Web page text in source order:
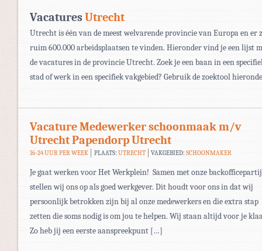
VacaturesUtrecht
Utrecht is één van de meest welvarende provincie van Europa en er
ruim 600.000 arbeidsplaatsen te vinden. Hieronder vind je een lijst
de vacatures in de provincie Utrecht. Zoek je een baan in een
stad of werk in een specifiek vakgebied? Gebruik de zoektool
Vacature Medewerker schoonmaak m/v
Utrecht Papendorp Utrecht
16-24 UUR PER WEEK PLAATS: UTRECHT VAKGEBIED:SCHOONMAKER
Je gaat werken voor Het Werkplein! Samen met onze backofficepartij
stellen wij ons op als goed werkgever. Dit houdt voor ons in dat wij
persoonlijk betrokken zijn bij al onze medewerkers en die extra stap
zetten die soms nodig is om jou te helpen. Wij staan altijd voor je
Zo heb jij een eerste aanspreekpunt […]